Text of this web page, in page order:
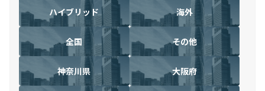
ハイブリッド 海外
全国 その他
神奈川県 大阪府